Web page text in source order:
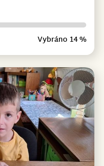
Vybráno 14 %